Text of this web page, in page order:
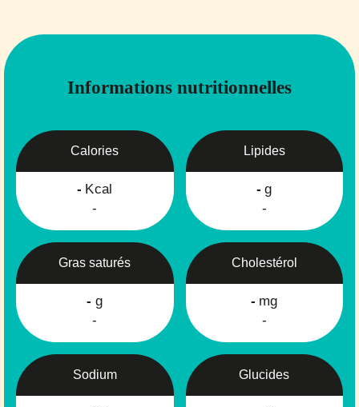
Informations nutritionnelles
Calories
- Kcal
-
Lipides
- g
-
Gras saturés
- g
-
Cholestérol
- mg
-
Sodium Glucides